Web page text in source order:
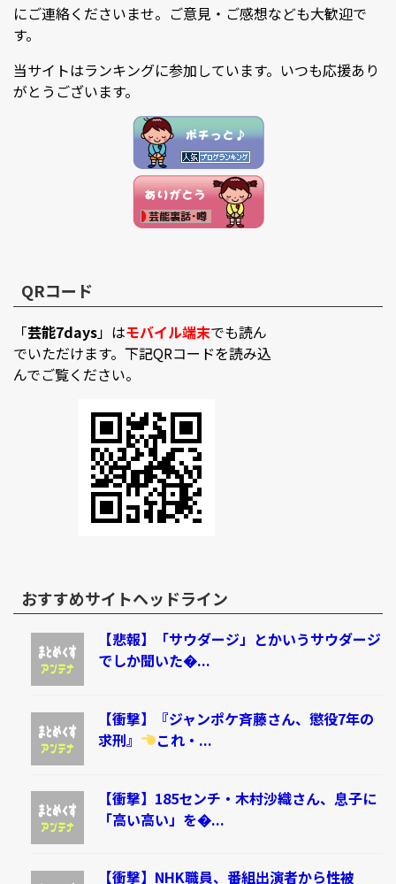
にご連絡くださいませ。ご意見・ご感想なども大歓迎で
す。
当サイトはランキングに参加しています。いつも応援あり
がとうございます。
QRコード
「芸能7days」はモバイル端末でも読ん
でいただけます。下記QRコードを読み込
んでご覧ください。
おすすめサイトヘッドライン
【悲報】「サウダージ」とかいうサウダージ
でしか聞いた�...
【衝撃】『ジャンポケ斉藤さん、懲役7年の
求刑』
これ・...
【衝撃】185センチ・木村沙織さん、息子に
「高い高い」を�...
【衝撃】NHK職員、番組出演者から性被